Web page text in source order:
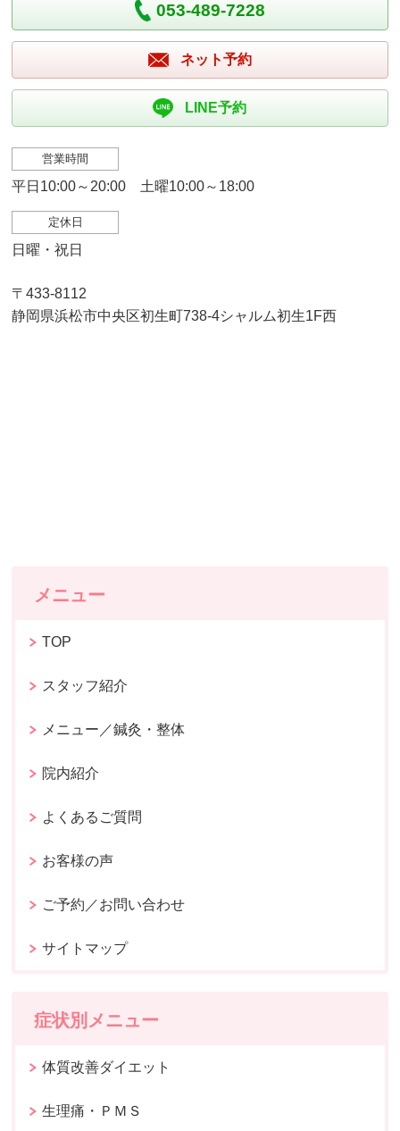
053-489-7228
ネット予約
LINE予約
営業時間
平日10:00～20:00 土曜10:00～18:00
定休日
日曜・祝日
〒433-8112
静岡県浜松市中央区初生町738-4シャルム初生1F西
メニュー
TOP
スタッフ紹介
メニュー／鍼灸・整体
院内紹介
よくあるご質問
お客様の声
ご予約／お問い合わせ
サイトマップ
症状別メニュー
体質改善ダイエット
生理痛・ＰＭＳ